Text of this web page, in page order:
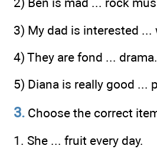
3) My dad is interested
4) They are fond ... drama.
5) Diana is really good ...
3. Choose the correct
1. She ... fruit every day.